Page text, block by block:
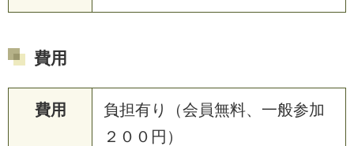
費用
費用
負担有り（会員無料、一般参加
２００円）